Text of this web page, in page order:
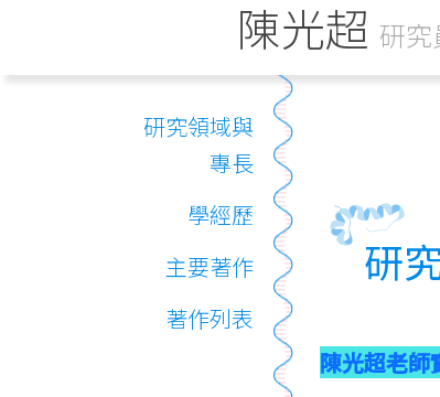
陳光超 研究
研究領域與
專長
學經歷
主要著作
著作列表
研
陳光超老師